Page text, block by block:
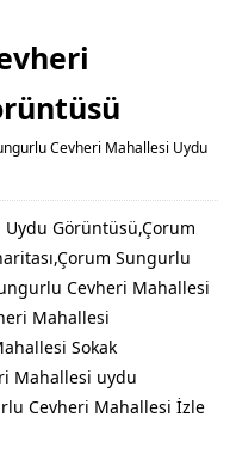
Cevheri Mahallesi Uydu
Görüntüsü,Çorum
Sungurlu
Cevheri Mahallesi
Mahallesi
Sokak
Mahallesi uydu
Cevheri Mahallesi İzle